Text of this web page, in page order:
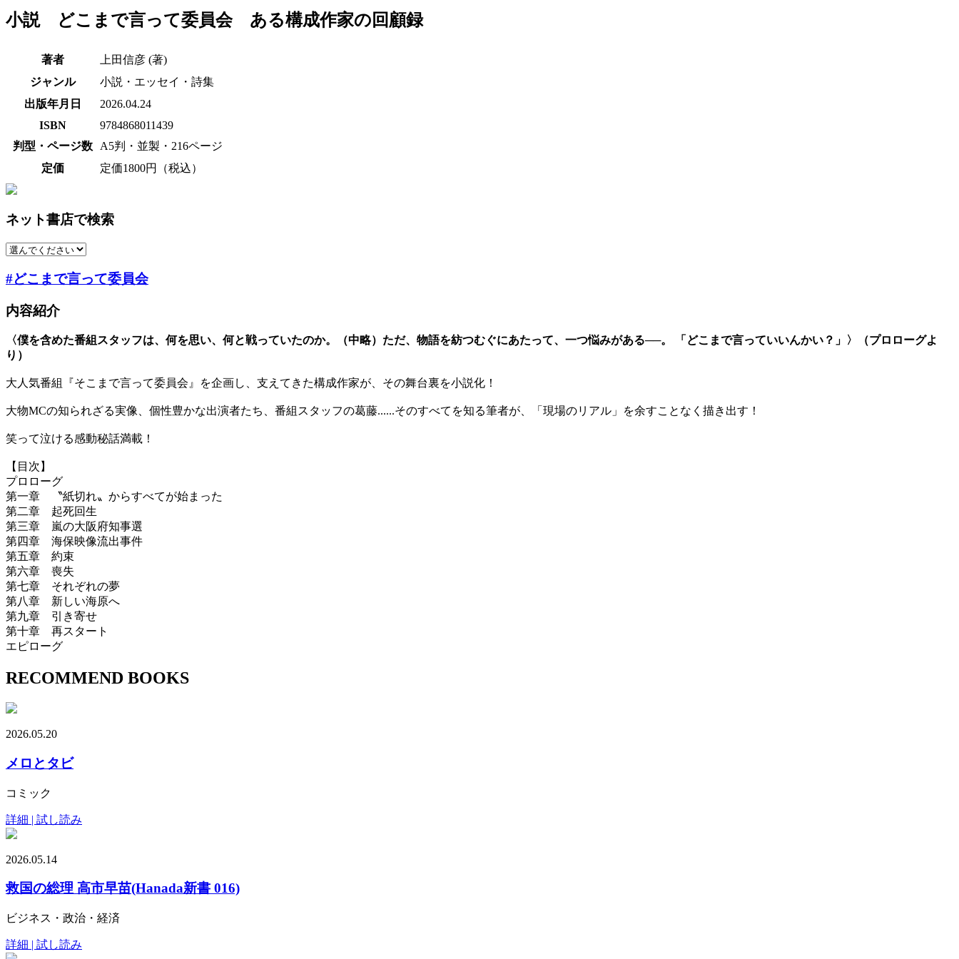
小説 どこまで言って委員会 ある構成作家の回顧録
著者
上田信彦 (著)
ジャンル
小説・エッセイ・詩集
出版年月日
2026.04.24
ISBN
9784868011439
判型・ページ数
A5判・並製・216ページ
定価
定価1800円（税込）
ネット書店で検索
#どこまで言って委員会
内容紹介
〈僕を含めた番組スタッフは、何を思い、何と戦っていたのか。（中略）ただ、物語を紡つむぐにあたって、一つ悩みがある──。 「どこまで言っていいんかい？」〉（プロローグよ
り）
大人気番組『そこまで言って委員会』を企画し、支えてきた構成作家が、その舞台裏を小説化！
大物MCの知られざる実像、個性豊かな出演者たち、番組スタッフの葛藤......そのすべてを知る筆者が、「現場のリアル」を余すことなく描き出す！
笑って泣ける感動秘話満載！
【目次】
プロローグ
第一章 〝紙切れ〟からすべてが始まった
第二章 起死回生
第三章 嵐の大阪府知事選
第四章 海保映像流出事件
第五章 約束
第六章 喪失
第七章 それぞれの夢
第八章 新しい海原へ
第九章 引き寄せ
第十章 再スタート
エピローグ
RECOMMEND BOOKS
2026.05.20
メロとタビ
コミック
詳細 | 試し読み
2026.05.14
救国の総理 高市早苗(Hanada新書 016)
ビジネス・政治・経済
詳細 | 試し読み